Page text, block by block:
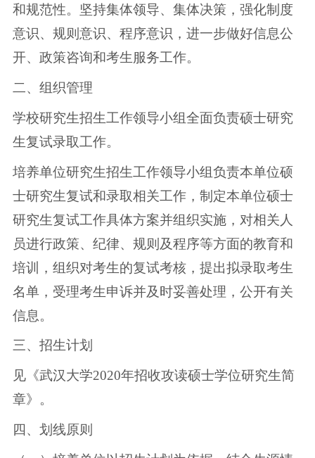
和规范性。坚持集体领导、集体决策，强化制度
意识、规则意识、程序意识，进一步做好信息公
开、政策咨询和考生服务工作。
二、组织管理
学校研究生招生工作领导小组全面负责硕士研究
生复试录取工作。
培养单位研究生招生工作领导小组负责本单位硕
士研究生复试和录取相关工作，制定本单位硕士
研究生复试工作具体方案并组织实施，对相关人
员进行政策、纪律、规则及程序等方面的教育和
培训，组织对考生的复试考核，提出拟录取考生
名单，受理考生申诉并及时妥善处理，公开有关
信息。
三、招生计划
见《武汉大学2020年招收攻读硕士学位研究生简
章》。
四、划线原则